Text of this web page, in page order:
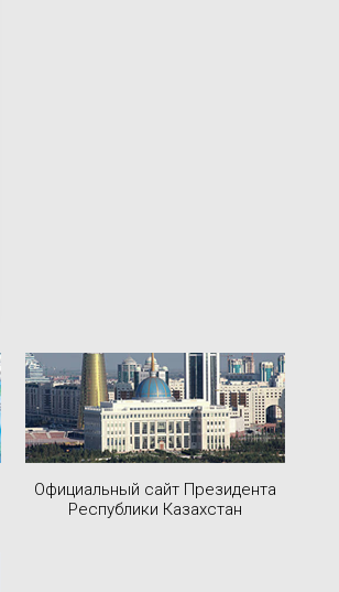
Официальный сайт Президента
Республики Казахстан